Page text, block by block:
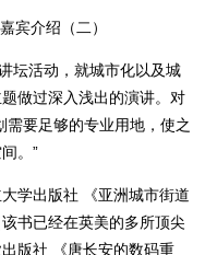
坛活动，就城市化以及城
做过深入浅出的演讲。对
需要足够的专业用地，使之
。”
学出版社 《亚洲城市街道
书已经在英美的多所顶尖
版社 《唐长安的数码重